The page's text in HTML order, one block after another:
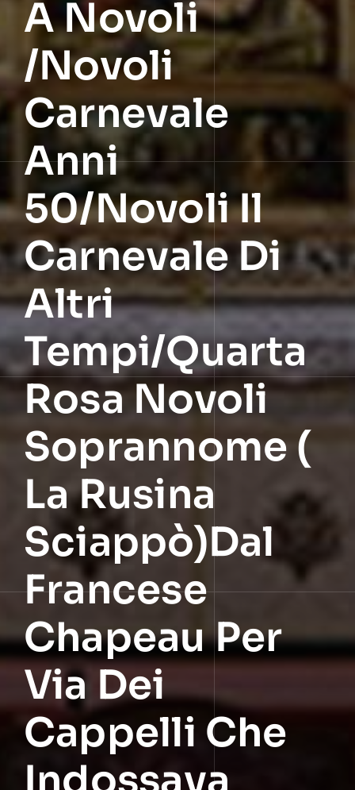
A Novoli
/Novoli
Carnevale
Anni
50/Novoli Il
Carnevale Di
Altri
Tempi/Quarta
Rosa Novoli
Soprannome (
La Rusina
Sciappò)dal
Francese
Chapeau Per
Via Dei
Cappelli Che